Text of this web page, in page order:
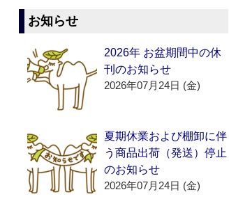
お知らせ
2026年 お盆期間中の休
刊のお知らせ
2026年07月24日 (金)
夏期休業および棚卸に伴
う商品出荷（発送）停止
のお知らせ
2026年07月24日 (金)